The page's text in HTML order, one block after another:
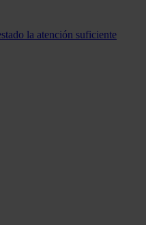
la atención suficiente